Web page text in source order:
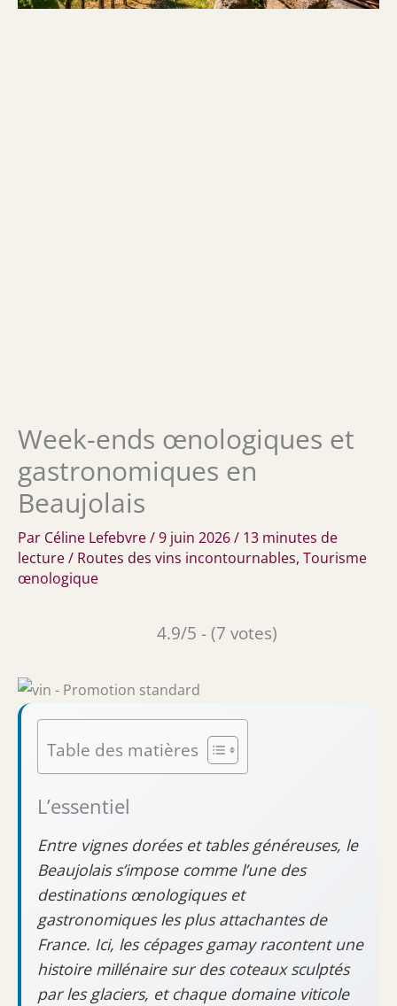
Week-ends œnologiques et
gastronomiques en
Beaujolais
Par Céline Lefebvre/9 juin 2026/ 13 minutes de
lecture/ Routes des vins incontournables, Tourisme
œnologique
4.9/5 - (7 votes)
Table des matières
L’essentiel
Entre vignes dorées et tables généreuses, le
Beaujolais s’impose comme l’une des
destinations œnologiques et
gastronomiques les plus attachantes de
France. Ici, les cépages gamay racontent une
histoire millénaire sur des coteaux sculptés
par les glaciers, et chaque domaine viticole